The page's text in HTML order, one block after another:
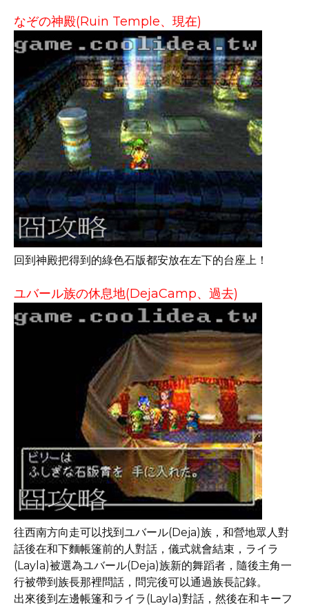
なぞの神殿(Ruin Temple、現在)
回到神殿把得到的綠色石版都安放在左下的台座上！
ユバール族の休息地(DejaCamp、過去)
往西南方向走可以找到ユバール(Deja)族，和營地眾人對
話後在和下麵帳篷前的人對話，儀式就會結束，ライラ
(Layla)被選為ユバール(Deja)族新的舞蹈者，隨後主角一
行被帶到族長那裡問話，問完後可以通過族長記錄。
出來後到左邊帳篷和ライラ(Layla)對話，然後在和キーフ